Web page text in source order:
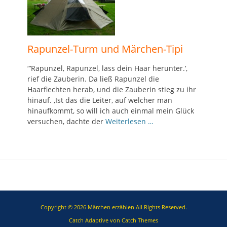
Rapunzel-Turm und Märchen-Tipi
“’Rapunzel, Rapunzel, lass dein Haar herunter.‘,
rief die Zauberin. Da ließ Rapunzel die
Haarflechten herab, und die Zauberin stieg zu ihr
hinauf. ‚Ist das die Leiter, auf welcher man
hinaufkommt, so will ich auch einmal mein Glück
versuchen, dachte der Weiterlesen …
Copyright © 2026 Märchen erzählen All Rights Reserved.
Catch Adaptive von Catch Themes